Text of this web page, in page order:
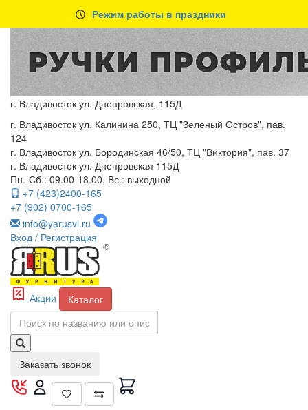
Режим работы в праздники
г. Владивосток ул. Днепровская, 115Д
г. Владивосток ул. Калинина 250, ТЦ "Зеленый Остров", пав.
124
г. Владивосток ул. Бородинская 46/50, ТЦ "Виктория", пав. 37
г. Владивосток ул. Днепровская 115Д
Пн.-Сб.: 09.00-18.00, Вс.: выходной
+7 (423)2400-165
+7 (902) 0700-165
info@yarusvl.ru
Вход / Регистрация
Акции Каталог
Заказать звонок